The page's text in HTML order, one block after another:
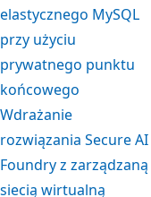
elastycznego MySQL
przy użyciu
prywatnego punktu
końcowego
Wdrażanie
rozwiązania Secure AI
Foundry z zarządzaną
siecią wirtualną